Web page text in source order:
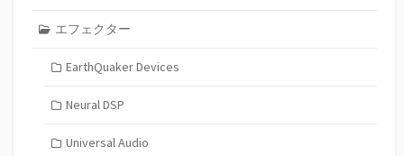
エフェクター
EarthQuaker Devices
Neural DSP
Universal Audio